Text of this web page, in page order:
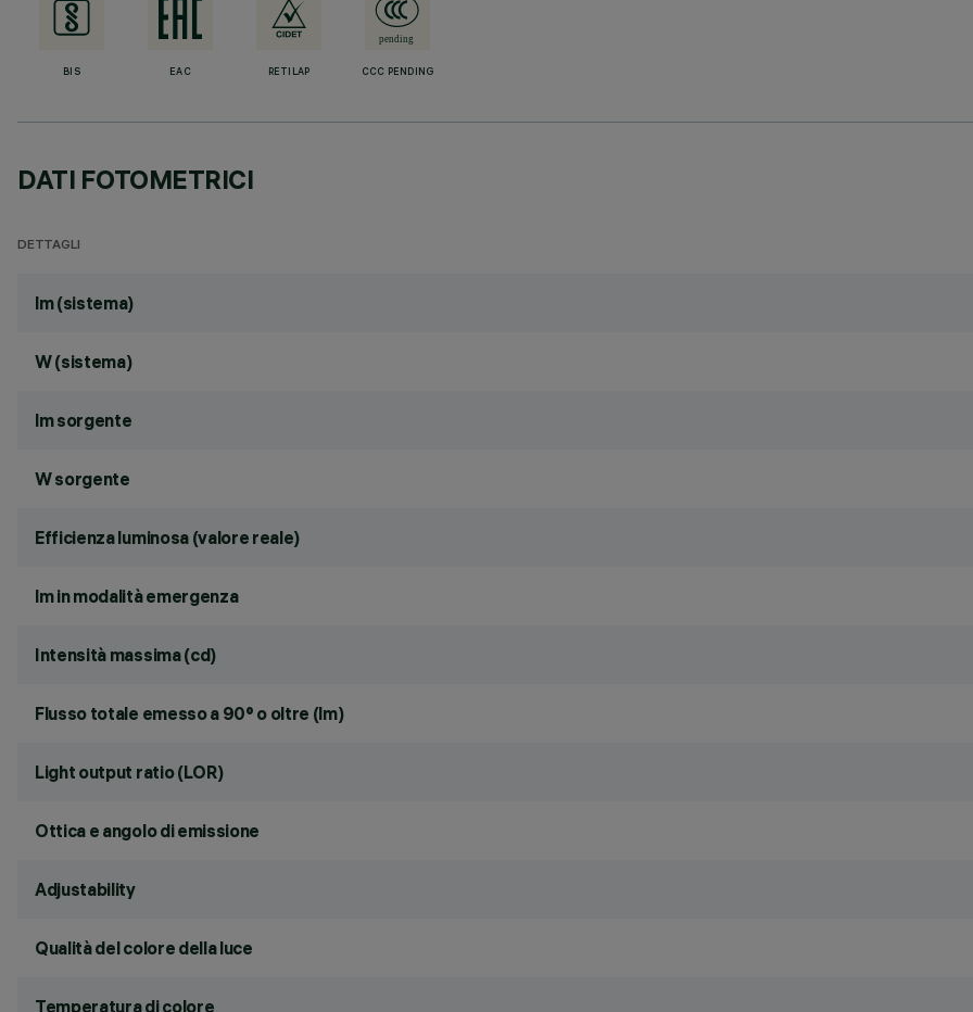
BIS EAC RETILAP CCC PENDING
DATI FOTOMETRICI
DETTAGLI
lm (sistema)
W (sistema)
lm sorgente
W sorgente
Efficienza luminosa (valore reale)
lm in modalità emergenza
Intensità massima (cd)
Flusso totale emesso a 90° o oltre (lm)
Light output ratio (LOR)
Ottica e angolo di emissione
Adjustability
Qualità del colore della luce
Temperatura di colore